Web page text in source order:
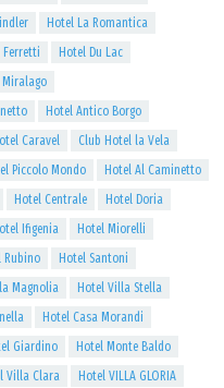
Hotel La Romantica
Ferretti
Hotel Du Lac
Miralago
Hotel Antico Borgo
Caravel
Club Hotel la Vela
Piccolo Mondo
Hotel Al Caminetto
Hotel Centrale
Hotel Doria
Ifigenia
Hotel Miorelli
Rubino
Hotel Santoni
Magnolia
Hotel Villa Stella
Hotel Casa Morandi
Giardino
Hotel Monte Baldo
Villa Clara
Hotel VILLA GLORIA